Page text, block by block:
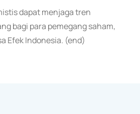
dapat menjaga tren
bagi para pemegang saham,
Efek Indonesia. (end)